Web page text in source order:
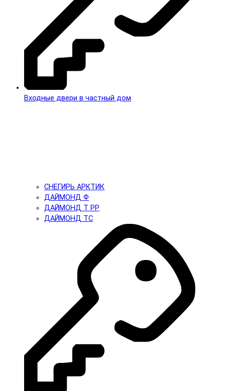
Входные двери в частный дом
СНЕГИРЬ АРКТИК
ДАЙМОНД Ф
ДАЙМОНД Т PP
ДАЙМОНД ТС